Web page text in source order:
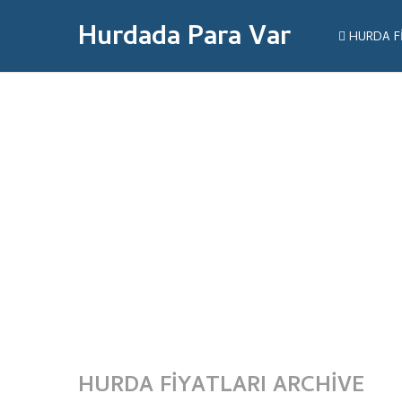
Hurdada Para Var HURDA
HURDA FIYATLARI ARCHIVE